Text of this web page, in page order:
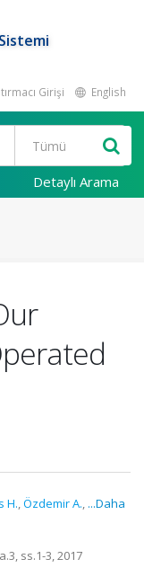
Girişi English
Detaylı Arama
H.,Özdemir A., ...Daha
ss.1-3, 2017